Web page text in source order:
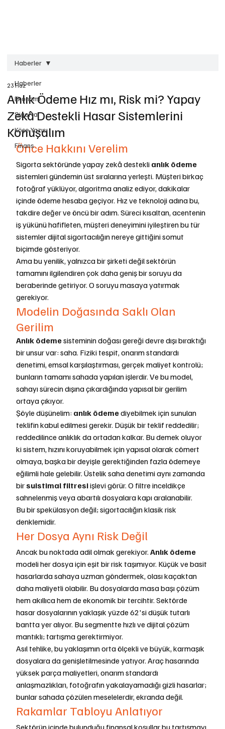
Haberler
Ekonomi
Sigorta
Köşe Yazısı
Finans
Haberler
Anlık Ödeme Hız mı, Risk mi? Yapay
Zekâ Destekli Hasar Sistemlerini
Konuşalım
23 Haz
Önce Hakkını Verelim
Sigorta sektöründe yapay zekâ destekli anlık ödeme
sistemleri gündemin üst sıralarına yerleşti. Müşteri birkaç
fotoğraf yüklüyor, algoritma analiz ediyor, dakikalar
içinde ödeme hesaba geçiyor. Hız ve teknoloji adına bu,
takdire değer ve öncü bir adım. Süreci kısaltan, acentenin
iş yükünü hafifleten, müşteri deneyimini iyileştiren bu tür
sistemler dijital sigortacılığın nereye gittiğini somut
biçimde gösteriyor.
Ama bu yenilik, yalnızca bir şirketi değil sektörün
tamamını ilgilendiren çok daha geniş bir soruyu da
beraberinde getiriyor. O soruyu masaya yatırmak
gerekiyor.
Modelin Doğasında Saklı Olan
Gerilim
Anlık ödeme sisteminin doğası gereği devre dışı bıraktığı
bir unsur var: saha. Fiziki tespit, onarım standardı
denetimi, emsal karşılaştırması, gerçek maliyet kontrolü;
bunların tamamı sahada yapılan işlerdir. Ve bu model,
sahayı sürecin dışına çıkardığında yapısal bir gerilim
ortaya çıkıyor.
Şöyle düşünelim: anlık ödeme diyebilmek için sunulan
teklifin kabul edilmesi gerekir. Düşük bir teklif reddedilir;
reddedilince anlıklık da ortadan kalkar. Bu demek oluyor
ki sistem, hızını koruyabilmek için yapısal olarak cömert
olmaya, başka bir deyişle gerektiğinden fazla ödemeye
eğilimli hale gelebilir. Üstelik saha denetimi aynı zamanda
bir suistimal filtresi işlevi görür. O filtre inceldikçe
sahnelenmiş veya abartılı dosyalara kapı aralanabilir.
Bu bir spekülasyon değil; sigortacılığın klasik risk
denklemidir.
Her Dosya Aynı Risk Değil
Ancak bu noktada adil olmak gerekiyor. Anlık ödeme
modeli her dosya için eşit bir risk taşımıyor. Küçük ve basit
hasarlarda sahaya uzman göndermek, olası kaçaktan
daha maliyetli olabilir. Bu dosyalarda masa başı çözüm
hem akıllıca hem de ekonomik bir tercihtir. Sektörde
hasar dosyalarının yaklaşık yüzde 62'si düşük tutarlı
bantta yer alıyor. Bu segmentte hızlı ve dijital çözüm
mantıklı; tartışma gerektirmiyor.
Asıl tehlike, bu yaklaşımın orta ölçekli ve büyük, karmaşık
dosyalara da genişletilmesinde yatıyor. Araç hasarında
yüksek parça maliyetleri, onarım standardı
anlaşmazlıkları, fotoğrafın yakalayamadığı gizli hasarlar;
bunlar sahada çözülen meselelerdir, ekranda değil.
Rakamlar Tabloyu Anlatıyor
Sektörün içinde bulunduğu finansal koşullar bu tartışmayı